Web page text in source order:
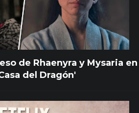
de Rhaenyra y Mysaria en
del Dragón'